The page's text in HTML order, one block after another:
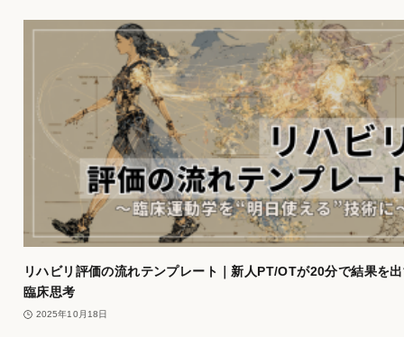
リハビリ評価の流れテンプレート｜新人PT/OTが20分で結果を
臨床思考
2025年10月18日